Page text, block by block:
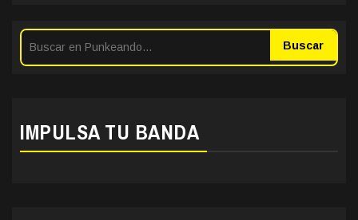
Buscar
IMPULSA TU BANDA